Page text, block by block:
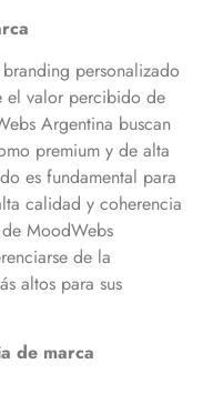
personalizado
el valor percibido de
Argentina buscan
premium y de alta
es fundamental para
calidad y coherencia
MoodWebs
de la
altos para sus
de marca